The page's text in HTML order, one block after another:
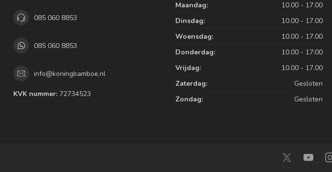
085 060 8853
085 060 8853
info@koningbamboe.nl
KVK nummer: 72734523
Maandag:
10.00 - 17.00
Dinsdag:
10.00 - 17.00
Woensdag:
10.00 - 17.00
Donderdag:
10.00 - 17:00
Vrijdag:
10.00 - 17.00
Zaterdag:
Gesloten
Zondag:
Gesloten